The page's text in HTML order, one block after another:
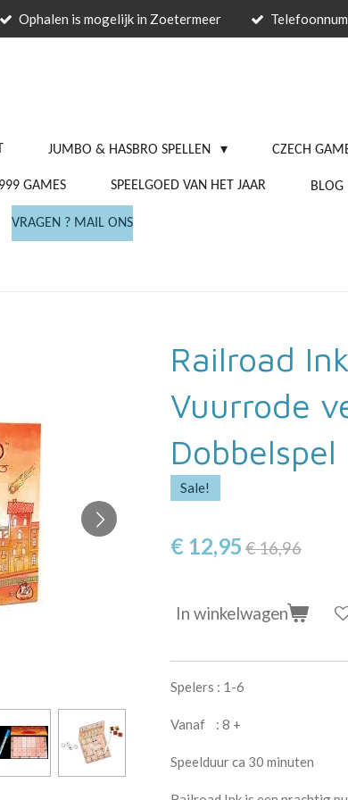
Ophalen is mogelijk in Zoetermeer
JUMBO & HASBRO SPELLEN CZECH
999 GAMES SPEELGOED VAN HET JAAR BLOG
VRAGEN ? MAIL ONS
Railroad
Vuurrode
Dobbelspel
Sale!
€ 12,95 € 16,96
In winkelwagen
Spelers : 1-6
Vanaf : 8 +
Speelduur ca 30 minuten